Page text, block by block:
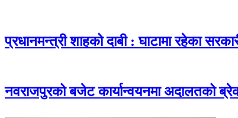
प्रधानमन्त्री शाहको दाबी : घाटामा रहेका
नवराजपुरको बजेट कार्यान्वयनमा अदालतको